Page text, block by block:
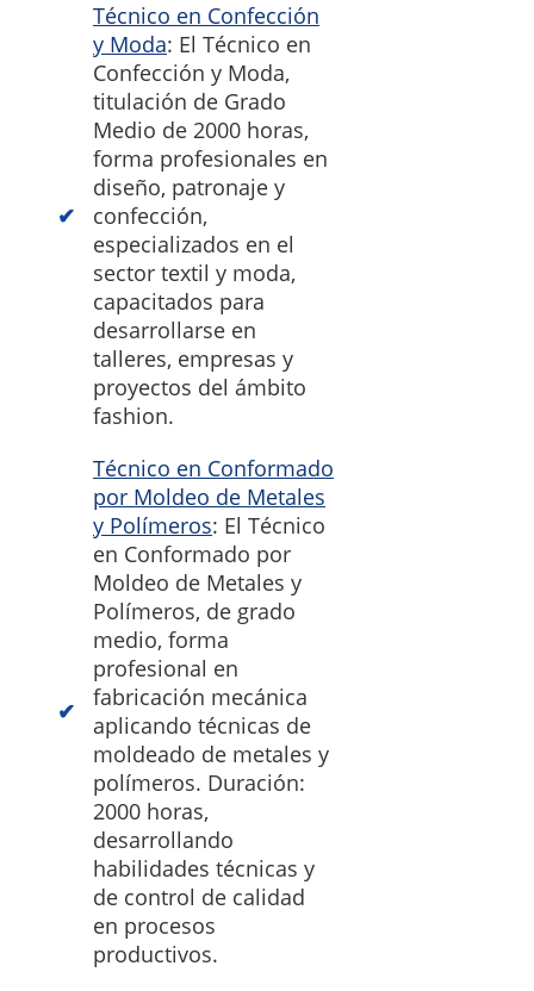
Técnico en Confección
y Moda: El Técnico en
Confección y Moda,
titulación de Grado
Medio de 2000 horas,
forma profesionales en
diseño, patronaje y
confección,
especializados en el
sector textil y moda,
capacitados para
desarrollarse en
talleres, empresas y
proyectos del ámbito
fashion.
Técnico en Conformado
por Moldeo de Metales
y Polímeros: El Técnico
en Conformado por
Moldeo de Metales y
Polímeros, de grado
medio, forma
profesional en
fabricación mecánica
aplicando técnicas de
moldeado de metales y
polímeros. Duración:
2000 horas,
desarrollando
habilidades técnicas y
de control de calidad
en procesos
productivos.